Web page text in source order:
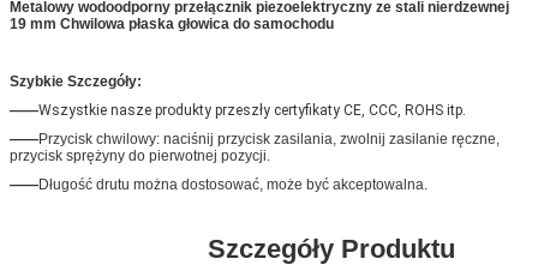
Metalowy wodoodporny przełącznik piezoelektryczny ze stali nierdzewnej
19 mm Chwilowa płaska głowica do samochodu
Szybkie Szczegóły:
——Wszystkie nasze produkty przeszły certyfikaty CE, CCC, ROHS itp.
——Przycisk chwilowy: naciśnij przycisk zasilania, zwolnij zasilanie ręczne,
przycisk sprężyny do pierwotnej pozycji.
——Długość drutu można dostosować, może być akceptowalna.
Szczegóły Produktu